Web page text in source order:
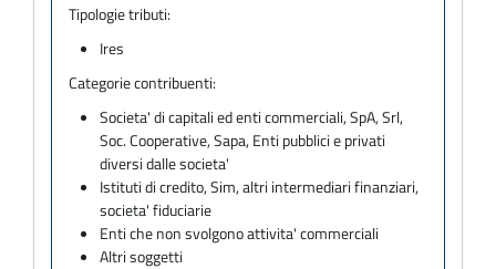
Tipologie tributi:
Ires
Categorie contribuenti:
Societa' di capitali ed enti commerciali, SpA, Srl,
Soc. Cooperative, Sapa, Enti pubblici e privati
diversi dalle societa'
Istituti di credito, Sim, altri intermediari finanziari,
societa' fiduciarie
Enti che non svolgono attivita' commerciali
Altri soggetti